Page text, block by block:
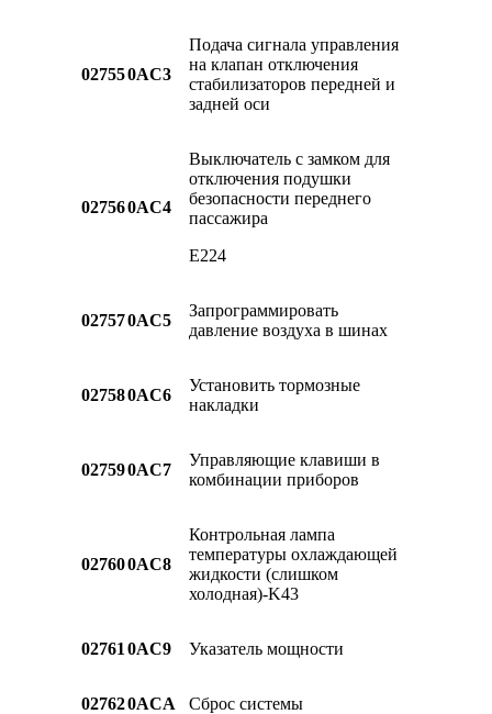
027550AC3
Подача сигнала управления
на клапан отключения
стабилизаторов передней и
задней оси
027560AC4
Выключатель с замком для
отключения подушки
безопасности переднего
пассажира
E224
027570AC5
Запрограммировать
давление воздуха в шинах
027580AC6
Установить тормозные
накладки
027590AC7
Управляющие клавиши в
комбинации приборов
027600AC8
Контрольная лампа
температуры охлаждающей
жидкости (слишком
холодная)-K43
02761 0AC9 Указатель мощности
027620ACA Сброс системы